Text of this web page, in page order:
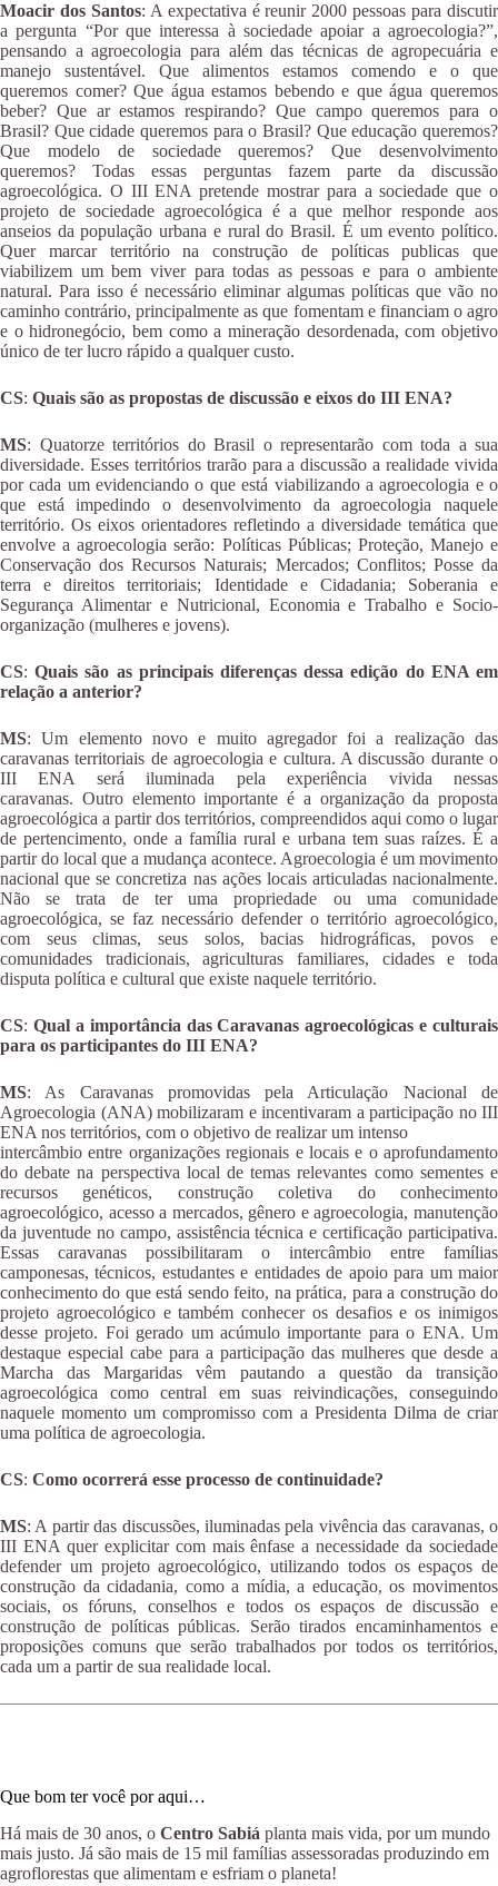
Moacir dos Santos: A expectativa é reunir 2000 pessoas para discutir
a pergunta “Por que interessa à sociedade apoiar a agroecologia?”,
pensando a agroecologia para além das técnicas de agropecuária e
manejo sustentável. Que alimentos estamos comendo e o que
queremos comer? Que água estamos bebendo e que água queremos
beber? Que ar estamos respirando? Que campo queremos para o
Brasil? Que cidade queremos para o Brasil? Que educação queremos?
Que modelo de sociedade queremos? Que desenvolvimento
queremos? Todas essas perguntas fazem parte da discussão
agroecológica. O III ENA pretende mostrar para a sociedade que o
projeto de sociedade agroecológica é a que melhor responde aos
anseios da população urbana e rural do Brasil. É um evento político.
Quer marcar território na construção de políticas publicas que
viabilizem um bem viver para todas as pessoas e para o ambiente
natural. Para isso é necessário eliminar algumas políticas que vão no
caminho contrário, principalmente as que fomentam e financiam o agro
e o hidronegócio, bem como a mineração desordenada, com objetivo
único de ter lucro rápido a qualquer custo.
CS: Quais são as propostas de discussão e eixos do III ENA?
MS: Quatorze territórios do Brasil o representarão com toda a sua
diversidade. Esses territórios trarão para a discussão a realidade vivida
por cada um evidenciando o que está viabilizando a agroecologia e o
que está impedindo o desenvolvimento da agroecologia naquele
território. Os eixos orientadores refletindo a diversidade temática que
envolve a agroecologia serão: Políticas Públicas; Proteção, Manejo e
Conservação dos Recursos Naturais; Mercados; Conflitos; Posse da
terra e direitos territoriais; Identidade e Cidadania; Soberania e
Segurança Alimentar e Nutricional, Economia e Trabalho e Socio-
organização (mulheres e jovens).
CS:Quais são as principais diferenças dessa edição do ENA em
relação a anterior?
MS: Um elemento novo e muito agregador foi a realização das
caravanas territoriais de agroecologia e cultura. A discussão durante o
III ENA será iluminada pela experiência vivida nessas
caravanas. Outro elemento importante é a organização da proposta
agroecológica a partir dos territórios, compreendidos aqui como o lugar
de pertencimento, onde a família rural e urbana tem suas raízes. É a
partir do local que a mudança acontece. Agroecologia é um movimento
nacional que se concretiza nas ações locais articuladas nacionalmente.
Não se trata de ter uma propriedade ou uma comunidade
agroecológica, se faz necessário defender o território agroecológico,
com seus climas, seus solos, bacias hidrográficas, povos e
comunidades tradicionais, agriculturas familiares, cidades e toda
disputa política e cultural que existe naquele território.
CS: Qual a importância das Caravanas agroecológicas e culturais
para os participantes do III ENA?
MS: As Caravanas promovidas pela Articulação Nacional de
Agroecologia (ANA) mobilizaram e incentivaram a participação no III
ENA nos territórios, com o objetivo de realizar um intenso
intercâmbio entre organizações regionais e locais e o aprofundamento
do debate na perspectiva local de temas relevantes como sementes e
recursos genéticos, construção coletiva do conhecimento
agroecológico, acesso a mercados, gênero e agroecologia, manutenção
da juventude no campo, assistência técnica e certificação participativa.
Essas caravanas possibilitaram o intercâmbio entre famílias
camponesas, técnicos, estudantes e entidades de apoio para um maior
conhecimento do que está sendo feito, na prática, para a construção do
projeto agroecológico e também conhecer os desafios e os inimigos
desse projeto. Foi gerado um acúmulo importante para o ENA. Um
destaque especial cabe para a participação das mulheres que desde a
Marcha das Margaridas vêm pautando a questão da transição
agroecológica como central em suas reivindicações, conseguindo
naquele momento um compromisso com a Presidenta Dilma de criar
uma política de agroecologia.
CS: Como ocorrerá esse processo de continuidade?
MS: A partir das discussões, iluminadas pela vivência das caravanas, o
III ENA quer explicitar com mais ênfase a necessidade da sociedade
defender um projeto agroecológico, utilizando todos os espaços de
construção da cidadania, como a mídia, a educação, os movimentos
sociais, os fóruns, conselhos e todos os espaços de discussão e
construção de políticas públicas. Serão tirados encaminhamentos e
proposições comuns que serão trabalhados por todos os territórios,
cada um a partir de sua realidade local.
Que bom ter você por aqui…
Há mais de 30 anos, o Centro Sabiá planta mais vida, por um mundo
mais justo. Já são mais de 15 mil famílias assessoradas produzindo em
agroflorestas que alimentam e esfriam o planeta!